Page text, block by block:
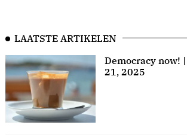
LAATSTE ARTIKELEN
Democracy now!
21, 2025